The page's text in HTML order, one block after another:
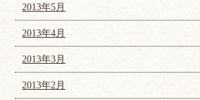
2013年5月
2013年4月
2013年3月
2013年2月